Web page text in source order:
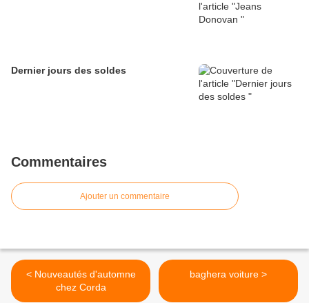
Dernier jours des soldes
Commentaires
Ajouter un commentaire
< Nouveautés d'automne
chez Corda
baghera voiture >